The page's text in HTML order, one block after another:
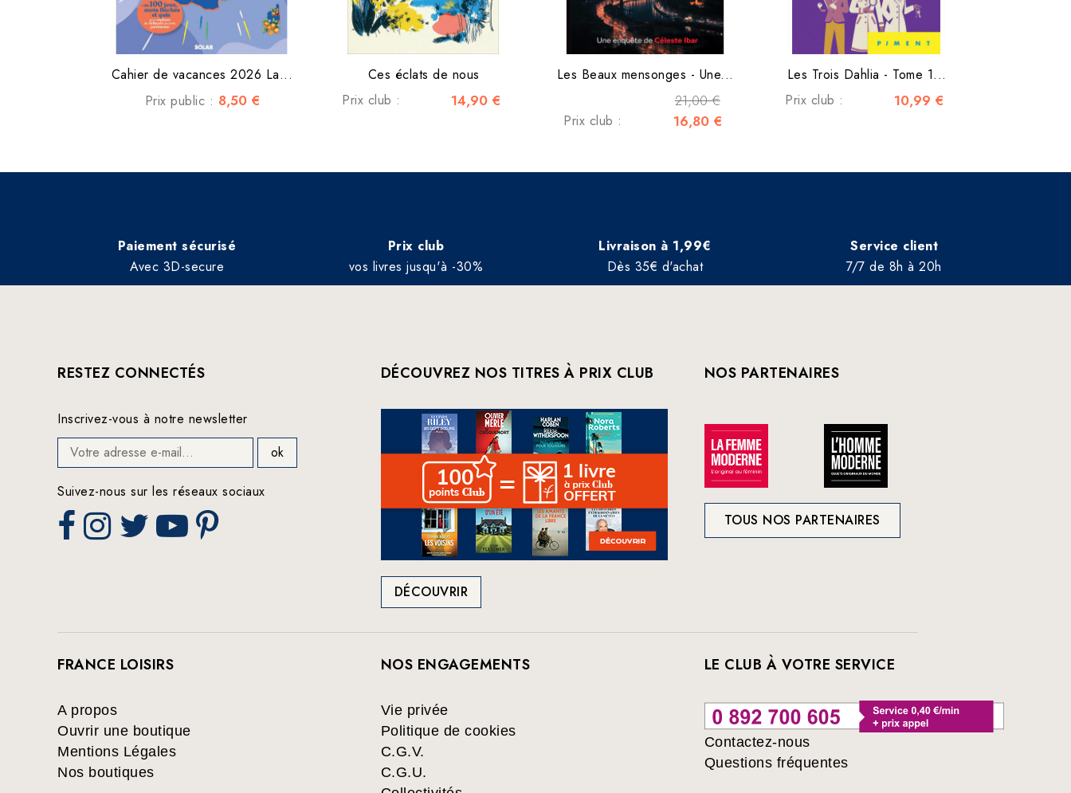
Cahier de vacances 2026 La...
Prix public : 8,50 €
Ces éclats de nous
Prix club :
14,90 €
Les Beaux mensonges - Une...
21,00 €
Prix club : 16,80 €
Les Trois Dahlia - Tome 1...
Prix club :
10,99 €
Paiement sécurisé
Avec 3D-secure
Prix club
vos livres jusqu'à -30%
Livraison à 1,99€
Dès 35€ d'achat
Service client
7/7 de 8h à 20h
RESTEZ CONNECTÉS
Inscrivez-vous à notre newsletter
Suivez-nous sur les réseaux sociaux
DÉCOUVREZ NOS TITRES À PRIX CLUB
DÉCOUVRIR
NOS PARTENAIRES
TOUS NOS PARTENAIRES
FRANCE LOISIRS
A propos
Ouvrir une boutique
Mentions Légales
Nos boutiques
NOS ENGAGEMENTS
Vie privée
Politique de cookies
C.G.V.
C.G.U.
LE CLUB À VOTRE SERVICE
Contactez-nous
Questions fréquentes